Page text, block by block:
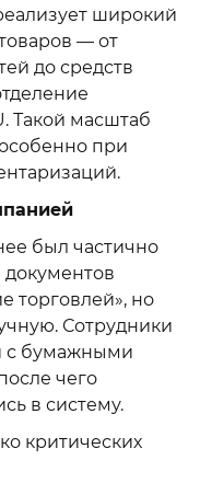
широкий
— от
до средств
Такой масштаб
при
был частично
документов
торговлей», но
Сотрудники
с бумажными
чего
в систему.
критических